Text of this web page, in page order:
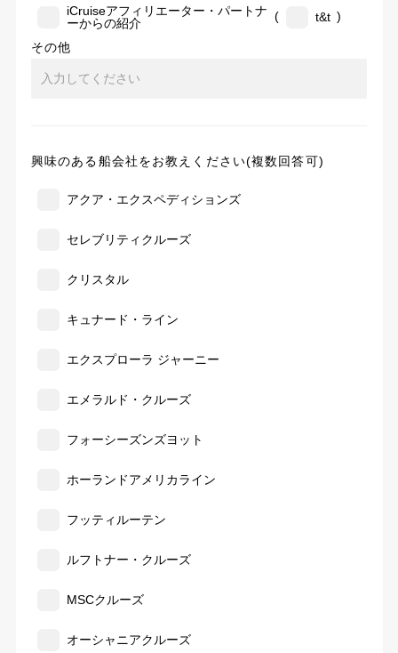
iCruiseアフィリエーター・パートナ
ーからの紹介
( t&t )
その他
興味のある船会社をお教えください(複数回答可)
アクア・エクスペディションズ
セレブリティクルーズ
クリスタル
キュナード・ライン
エクスプローラ ジャーニー
エメラルド・クルーズ
フォーシーズンズヨット
ホーランドアメリカライン
フッティルーテン
ルフトナー・クルーズ
MSCクルーズ
オーシャニアクルーズ